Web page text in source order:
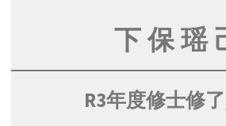
下 保 瑶
R3年度修士修了